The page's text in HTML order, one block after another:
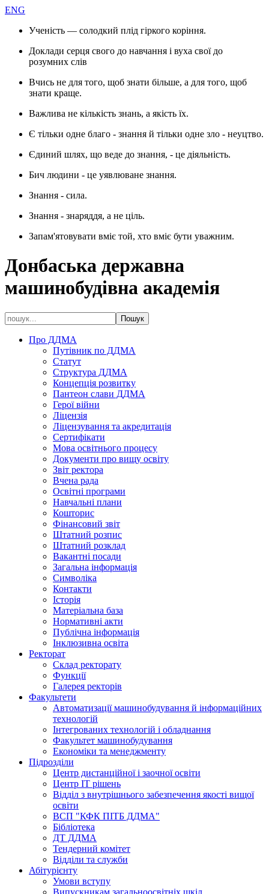
ENG
Ученість — солодкий плід гіркого коріння.
Доклади серця свого до навчання і вуха свої до
розумних слів
Вчись не для того, щоб знати більше, а для того, щоб
знати краще.
Важлива не кількість знань, а якість їх.
Є тільки одне благо - знання й тільки одне зло - неуцтво.
Єдиний шлях, що веде до знання, - це діяльність.
Бич людини - це уявлюване знання.
Знання - сила.
Знання - знаряддя, а не ціль.
Запам'ятовувати вміє той, хто вміє бути уважним.
Донбаська державна
машинобудівна академія
Про ДДМА
Путівник по ДДМА
Статут
Структура ДДМА
Концепція розвитку
Пантеон слави ДДМА
Герої війни
Ліцензія
Ліцензування та акредитація
Сертифікати
Мова освітнього процесу
Документи про вищу освіту
Звіт ректора
Вчена рада
Освітні програми
Навчальні плани
Кошторис
Фінансовий звіт
Штатний розпис
Штатний розклад
Вакантні посади
Загальна інформація
Символіка
Контакти
Історія
Матеріальна база
Нормативні акти
Публічна інформація
Інклюзивна освіта
Ректорат
Склад ректорату
Функції
Галерея ректорів
Факультети
Автоматизації машинобудування й інформаційних
технологій
Інтегрованих технологій і обладнання
Факультет машинобудування
Економіки та менеджменту
Підрозділи
Центр дистанційної і заочної освіти
Центр ІТ рішень
Відділ з внутрішнього забезпечення якості вищої
освіти
ВСП "КФК ПІТБ ДДМА"
Бібліотека
ДТ ДДМА
Тендерний комітет
Відділи та служби
Абітурієнту
Умови вступу
Випускникам загальноосвітніх шкіл